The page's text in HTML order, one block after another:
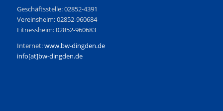
Geschäftsstelle: 02852-4391
Vereinsheim: 02852-960684
Fitnessheim: 02852-960683
Internet:www.bw-dingden.de
info[at]bw-dingden.de